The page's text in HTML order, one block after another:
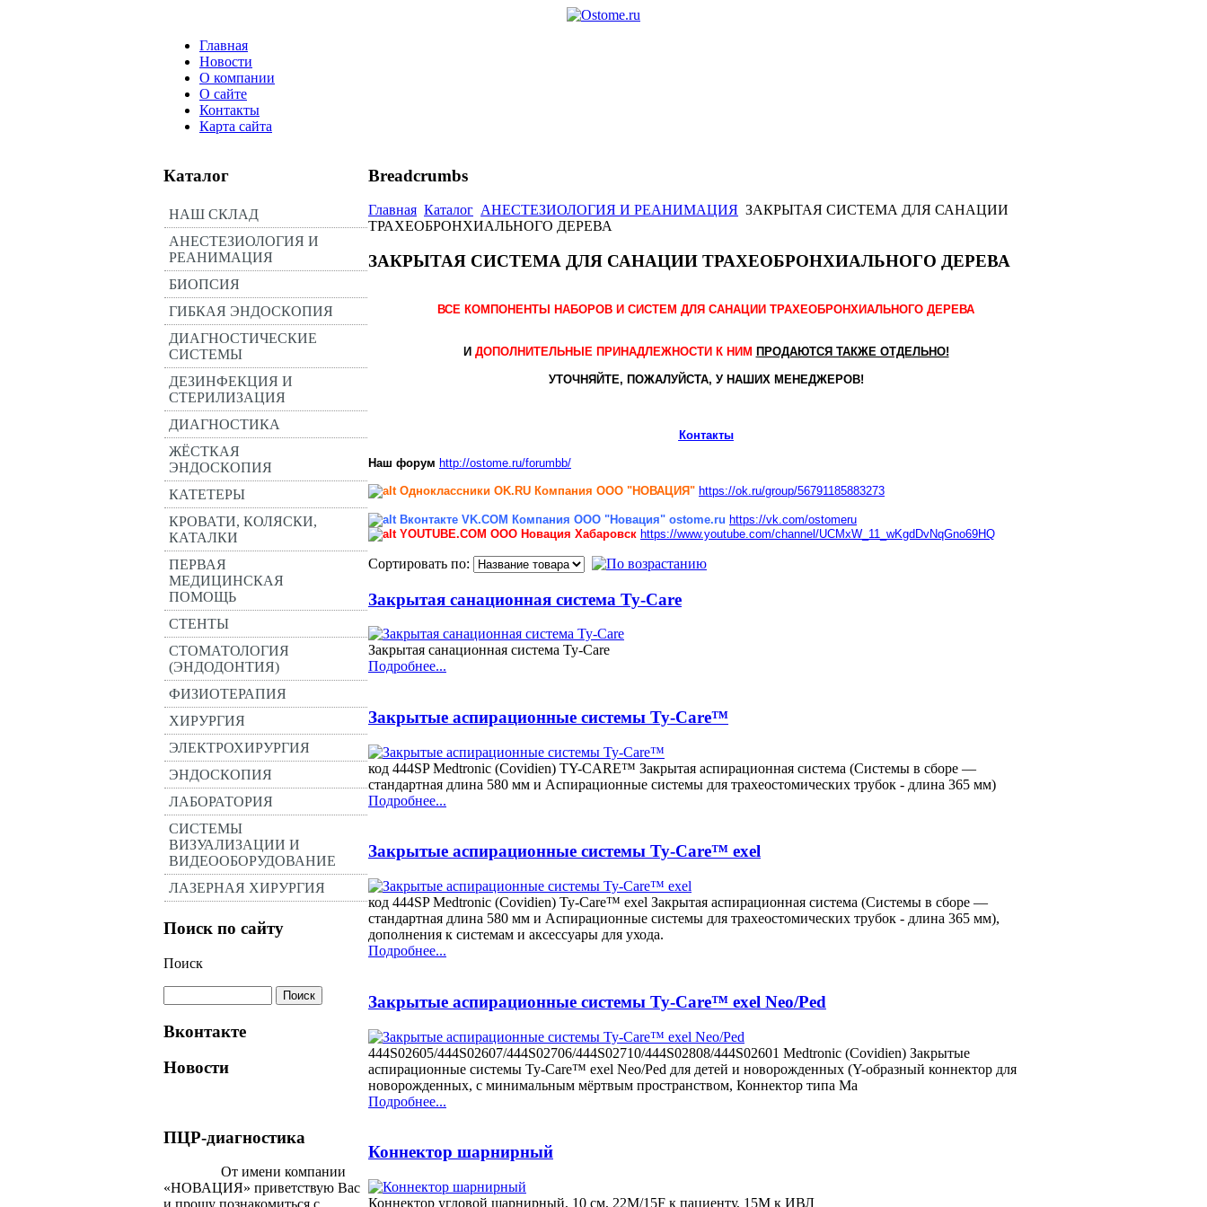
Главная
Новости
О компании
О сайте
Контакты
Карта сайта
Каталог
НАШ СКЛАД
АНЕСТЕЗИОЛОГИЯ И
РЕАНИМАЦИЯ
БИОПСИЯ
ГИБКАЯ ЭНДОСКОПИЯ
ДИАГНОСТИЧЕСКИЕ
СИСТЕМЫ
ДЕЗИНФЕКЦИЯ И
СТЕРИЛИЗАЦИЯ
ДИАГНОСТИКА
ЖЁСТКАЯ
ЭНДОСКОПИЯ
КАТЕТЕРЫ
КРОВАТИ, КОЛЯСКИ,
КАТАЛКИ
ПЕРВАЯ
МЕДИЦИНСКАЯ
ПОМОЩЬ
СТЕНТЫ
СТОМАТОЛОГИЯ
(ЭНДОДОНТИЯ)
ФИЗИОТЕРАПИЯ
ХИРУРГИЯ
ЭЛЕКТРОХИРУРГИЯ
ЭНДОСКОПИЯ
ЛАБОРАТОРИЯ
СИСТЕМЫ
ВИЗУАЛИЗАЦИИ И
ВИДЕООБОРУДОВАНИЕ
ЛАЗЕРНАЯ ХИРУРГИЯ
Поиск по сайту
Поиск
Вконтакте
Новости
ПЦР-диагностика
От имени компании
«НОВАЦИЯ» приветствую Вас
Breadcrumbs
Главная Каталог АНЕСТЕЗИОЛОГИЯ И РЕАНИМАЦИЯ ЗАКРЫТАЯ СИСТЕМА ДЛЯ САНАЦИИ
ТРАХЕОБРОНХИАЛЬНОГО ДЕРЕВА
ЗАКРЫТАЯ СИСТЕМА ДЛЯ САНАЦИИ ТРАХЕОБРОНХИАЛЬНОГО ДЕРЕВА
ВСЕ КОМПОНЕНТЫ НАБОРОВ И СИСТЕМ ДЛЯ САНАЦИИ ТРАХЕОБРОНХИАЛЬНОГО ДЕРЕВА
И ДОПОЛНИТЕЛЬНЫЕ ПРИНАДЛЕЖНОСТИ К НИМ ПРОДАЮТСЯ ТАКЖЕ ОТДЕЛЬНО!
УТОЧНЯЙТЕ, ПОЖАЛУЙСТА, У НАШИХ МЕНЕДЖЕРОВ!
Контакты
Наш форум http://ostome.ru/forumbb/
Одноклассники OK.RU Компания ООО "НОВАЦИЯ" https://ok.ru/group/56791185883273
Вконтакте VK.COM Компания ООО "Новация" ostome.ru https://vk.com/ostomeru
YOUTUBE.COM ООО Новация Хабаровск https://www.youtube.com/channel/UCMxW_11_wKgdDvNqGno69HQ
Сортировать по:
Закрытая санационная система Ty-Care
Закрытая санационная система Ty-Care
Подробнее...
Закрытые аспирационные системы Ty-Care™
код 444SP Medtronic (Covidien) TY-CARE™ Закрытая аспирационная система (Системы в сборе —
стандартная длина 580 мм и Аспирационные системы для трахеостомических трубок - длина 365 мм)
Подробнее...
Закрытые аспирационные системы Ty-Care™ exel
код 444SP Medtronic (Covidien) Ty-Care™ exel Закрытая аспирационная система (Системы в сборе —
стандартная длина 580 мм и Аспирационные системы для трахеостомических трубок - длина 365 мм),
дополнения к системам и аксессуары для ухода.
Подробнее...
Закрытые аспирационные системы Ty-Care™ exel Neo/Ped
444S02605/444S02607/444S02706/444S02710/444S02808/444S02601 Medtronic (Covidien) Закрытые
аспирационные системы Ty-Care™ exel Neo/Ped для детей и новорожденных (Y-образный коннектор для
новорожденных, с минимальным мёртвым пространством, Коннектор типа Ма
Подробнее...
Коннектор шарнирный
Коннектор угловой шарнирный, 10 см, 22M/15F к пациенту, 15М к ИВЛ